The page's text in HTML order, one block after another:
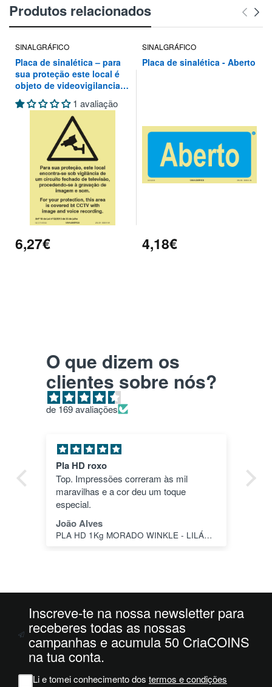
Produtos relacionados
SINALGRÁFICO
Placa de sinalética – para
sua proteção este local é
objeto de videovigilancia
de um circuito fechado de
televisão, procedendo-se à
gravação de imagem e som
1 avaliação
6,27€
SINALGRÁFICO
Placa de sinalética - Aberto
4,18€
O que dizem os
clientes sobre nós?
de 169 avaliações
Pla HD roxo
Top. Impressões correram às mil
maravilhas e a cor deu um toque
especial.
João Alves
PLA HD 1Kg MORADO WINKLE - LILÁS – WINKLE
Inscreve-te na nossa newsletter para
receberes todas as nossas
campanhas e acumula 50 CriaCOINS
na tua conta.
Li e tomei conhecimento dos termos e condições